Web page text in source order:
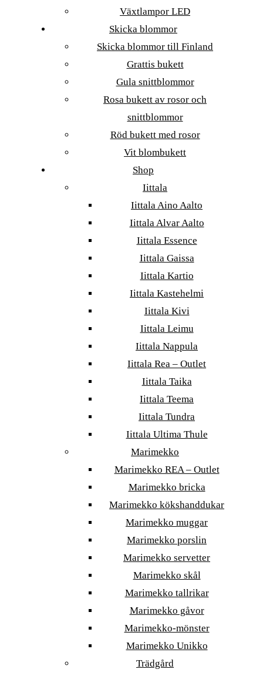
Växtlampor LED
Skicka blommor
Skicka blommor till Finland
Grattis bukett
Gula snittblommor
Rosa bukett av rosor och
snittblommor
Röd bukett med rosor
Vit blombukett
Shop
Iittala
Iittala Aino Aalto
Iittala Alvar Aalto
Iittala Essence
Iittala Gaissa
Iittala Kartio
Iittala Kastehelmi
Iittala Kivi
Iittala Leimu
Iittala Nappula
Iittala Rea – Outlet
Iittala Taika
Iittala Teema
Iittala Tundra
Iittala Ultima Thule
Marimekko
Marimekko REA – Outlet
Marimekko bricka
Marimekko kökshanddukar
Marimekko muggar
Marimekko porslin
Marimekko servetter
Marimekko skål
Marimekko tallrikar
Marimekko gåvor
Marimekko-mönster
Marimekko Unikko
Trädgård